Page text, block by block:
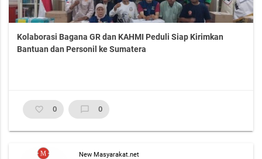
Kolaborasi Bagana GR dan KAHMI Peduli Siap Kirimkan
Bantuan dan Personil ke Sumatera
favorite_border 0 chat_bubble_outline 0
New Masyarakat.net